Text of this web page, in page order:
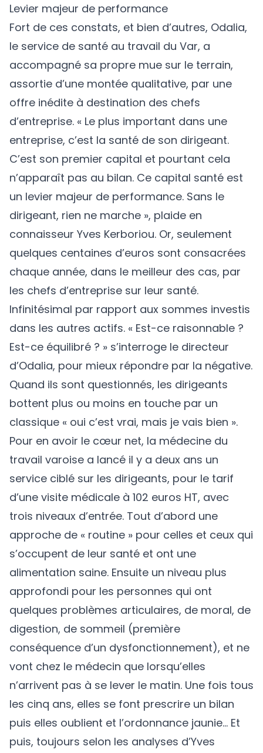
Levier majeur de performance
Fort de ces constats, et bien d’autres, Odalia,
le service de santé au travail du Var, a
accompagné sa propre mue sur le terrain,
assortie d’une montée qualitative, par une
offre inédite à destination des chefs
d’entreprise. « Le plus important dans une
entreprise, c’est la santé de son dirigeant.
C’est son premier capital et pourtant cela
n’apparaît pas au bilan. Ce capital santé est
un levier majeur de performance. Sans le
dirigeant, rien ne marche », plaide en
connaisseur Yves Kerboriou. Or, seulement
quelques centaines d’euros sont consacrées
chaque année, dans le meilleur des cas, par
les chefs d’entreprise sur leur santé.
Infinitésimal par rapport aux sommes investis
dans les autres actifs. « Est-ce raisonnable ?
Est-ce équilibré ? » s’interroge le directeur
d’Odalia, pour mieux répondre par la négative.
Quand ils sont questionnés, les dirigeants
bottent plus ou moins en touche par un
classique « oui c’est vrai, mais je vais bien ».
Pour en avoir le cœur net, la médecine du
travail varoise a lancé il y a deux ans un
service ciblé sur les dirigeants, pour le tarif
d’une visite médicale à 102 euros HT, avec
trois niveaux d’entrée. Tout d’abord une
approche de « routine » pour celles et ceux qui
s’occupent de leur santé et ont une
alimentation saine. Ensuite un niveau plus
approfondi pour les personnes qui ont
quelques problèmes articulaires, de moral, de
digestion, de sommeil (première
conséquence d’un dysfonctionnement), et ne
vont chez le médecin que lorsqu’elles
n’arrivent pas à se lever le matin. Une fois tous
les cinq ans, elles se font prescrire un bilan
puis elles oublient et l’ordonnance jaunie… Et
puis, toujours selon les analyses d’Yves